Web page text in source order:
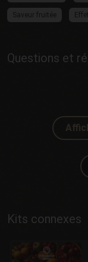
Saveur fruitée
Questions et
Kits connexes